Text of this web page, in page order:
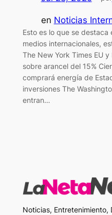
en Noticias
Esto es lo que se
medios internacionales,
The New York Times EU
sobre arancel del 15%
comprará energía de
inversiones The
entran…
Noticias, Entretenimiento,